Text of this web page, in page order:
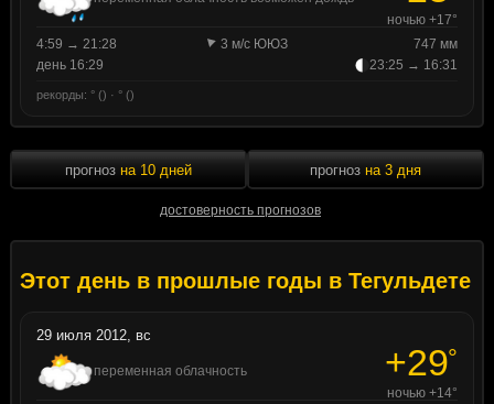
ночью +17°
4:59 → 21:28
3 м/с ЮЮЗ
747 мм
день 16:29
23:25 → 16:31
рекорды: ° () · ° ()
прогноз на 10 дней
достоверность прогнозов
прогноз на 3 дня
Этот день в прошлые годы в Тегульдете
29 июля 2012, вс
переменная облачность +29°
ночью +14°